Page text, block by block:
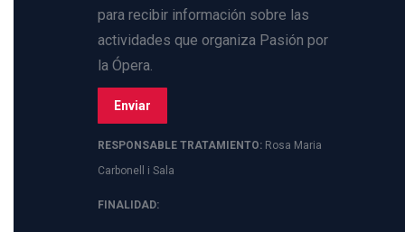
para recibir información sobre las
actividades que organiza Pasión por
la Ópera.
RESPONSABLE TRATAMIENTO:Rosa Maria
Carbonell i Sala
FINALIDAD: